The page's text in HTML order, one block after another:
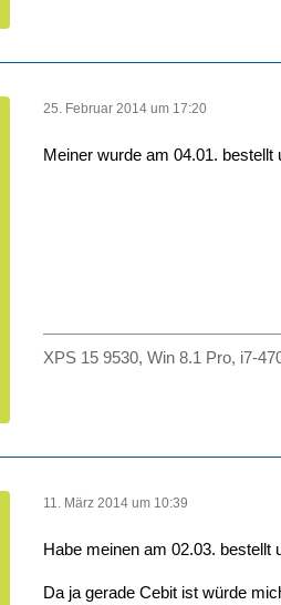
25. Februar 2014 um 17:20
Meiner wurde am 04.01. bestellt
XPS 15 9530, Win 8.1 Pro, i7-
11. März 2014 um 10:39
Habe meinen am 02.03. bestellt
Da ja gerade Cebit ist würde